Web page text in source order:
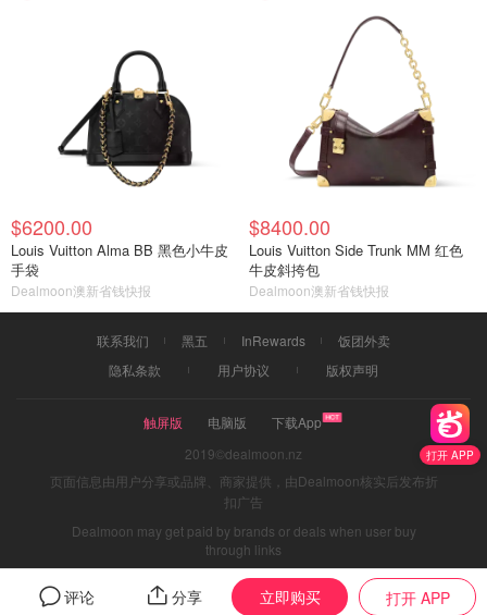
打开 APP
评论 分享 立即购买 打开 APP
$6200.00
Louis Vuitton Alma BB 黑色小牛皮
手袋
Dealmoon澳新省钱快报
$8400.00
Louis Vuitton Side Trunk MM 红色
牛皮斜挎包
Dealmoon澳新省钱快报
联系我们 黑五 InRewards
饭团外卖
隐私条款
用户协议 版权声明
触屏版 电脑版
下载App
2019©dealmoon.nz
页面信息由用户分享或品牌、商家提供，由Dealmoon核实后发布折
扣广告
Dealmoon may get paid by brands or deals when user buy
through links